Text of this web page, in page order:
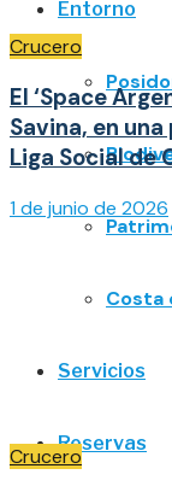
Entorno
Costa
Servicios
Reservas
Crucero
El ‘Space
Savina, en
Liga Social de
1 de junio de 2026
Crucero